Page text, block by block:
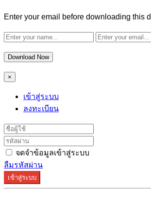
Enter your email before downloading this
Download Now
×
เข้าสู่ระบบ
ลงทะเบียน
จดจำข้อมูลเข้าสู่ระบบ
ลืมรหัสผ่าน
เข้าสู่ระบบ